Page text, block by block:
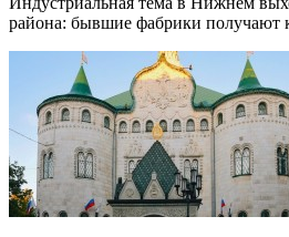
района: бывшие фабрики получают